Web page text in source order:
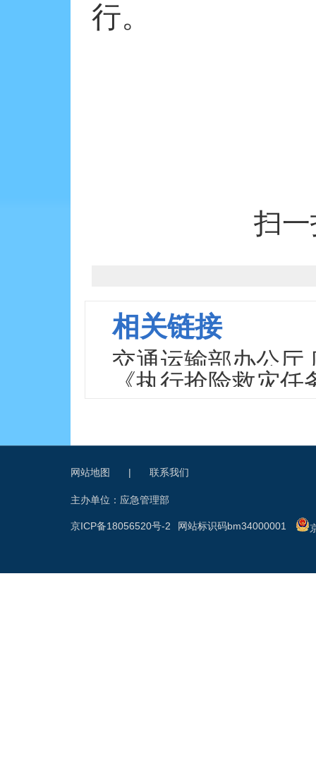
行。
扫
相关链接
交通运输部办公厅
灾任务车辆免费
《执行抢险救灾
网站地图 | 联系我们
主办单位：应急管理部
网站标识码bm34000001
京ICP备18056520号-2